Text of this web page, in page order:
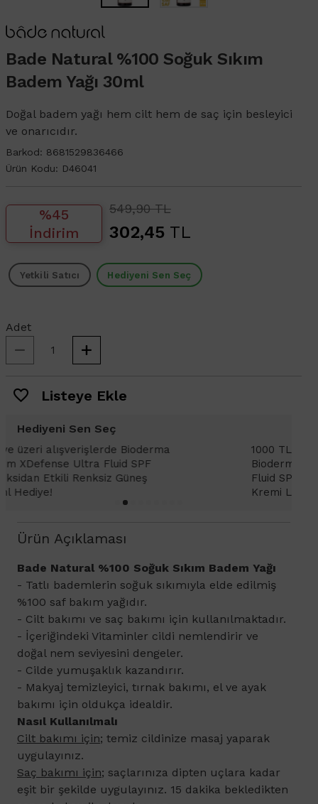
Bade Natural %100 Soğuk Sıkım
Badem Yağı 30ml
Doğal badem yağı hem cilt hem de saç için besleyici
ve onarıcıdır.
Barkod: 8681529836466
Ürün Kodu: D46041
%45
İndirim
549,90 TL
302,45 TL
Yetkili Satıcı Hediyeni Sen Seç
Adet
Listeye Ekle
Hediyeni Sen Seç
1000 TL ve üzeri alışverişlerinizde
Bioderma Photoderm XDefense Ultra
Fluid SPF 50+ Antioksidan Renkli Güneş
Kremi Light 2ml hediye!
Ürün Açıklaması
​Bade Natural %100 Soğuk Sıkım Badem Yağı
- Tatlı bademlerin soğuk sıkımıyla elde edilmiş
%100 saf bakım yağıdır.
- Cilt bakımı ve saç bakımı için kullanılmaktadır.
- İçeriğindeki Vitaminler cildi nemlendirir ve
doğal nem seviyesini dengeler.
- Cilde yumuşaklık kazandırır.
- Makyaj temizleyici, tırnak bakımı, el ve ayak
bakımı için oldukça idealdir.
Nasıl Kullanılmalı
Cilt bakımı için; temiz cildinize masaj yaparak
uygulayınız.
Saç bakımı için; saçlarınıza dipten uçlara kadar
eşit bir şekilde uygulayınız. 15 dakika bekledikten